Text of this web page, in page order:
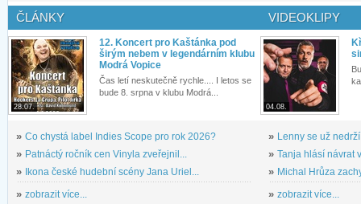
ČLÁNKY
28.07.
12. Koncert pro Kaštánka pod
širým nebem v legendárním klubu
Modrá Vopice
Čas letí neskutečně rychle.... I letos se
bude 8. srpna v klubu Modrá...
» Co chystá label Indies Scope pro rok 2026?
» Patnáctý ročník cen Vinyla zveřejnil...
» Ikona české hudební scény Jana Uriel...
» zobrazit více...
VIDEOKLIPY
04.08.
» Lenny se už
» Tanja hlásí návrat
» Michal Hrůza
» zobrazit více...